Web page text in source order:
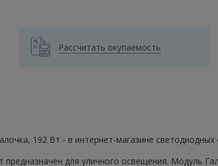
Рассчитать окупаемость
192 Вт - в интернет-магазине светодиодных
для уличного освещения. Модуль